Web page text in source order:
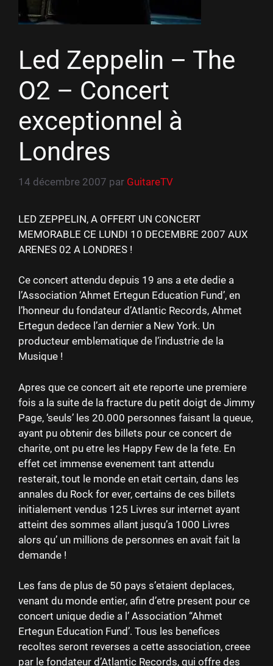
Led Zeppelin – The
O2 – Concert
exceptionnel à
Londres
14 décembre 2007 par GuitareTV
LED ZEPPELIN, A OFFERT UN CONCERT
MEMORABLE CE LUNDI 10 DECEMBRE 2007 AUX
ARENES 02 A LONDRES !
Ce concert attendu depuis 19 ans a ete dedie a
l’Association ‘Ahmet Ertegun Education Fund’, en
l’honneur du fondateur d’Atlantic Records, Ahmet
Ertegun dedece l’an dernier a New York. Un
producteur emblematique de l’industrie de la
Musique !
Apres que ce concert ait ete reporte une premiere
fois a la suite de la fracture du petit doigt de Jimmy
Page, ‘seuls’ les 20.000 personnes faisant la queue,
ayant pu obtenir des billets pour ce concert de
charite, ont pu etre les Happy Few de la fete. En
effet cet immense evenement tant attendu
resterait, tout le monde en etait certain, dans les
annales du Rock for ever, certains de ces billets
initialement vendus 125 Livres sur internet ayant
atteint des sommes allant jusqu’a 1000 Livres
alors qu’ un millions de personnes en avait fait la
demande !
Les fans de plus de 50 pays s’etaient deplaces,
venant du monde entier, afin d’etre present pour ce
concert unique dedie a l’ Association “Ahmet
Ertegun Education Fund’. Tous les benefices
recoltes seront reverses a cette association, creee
par le fondateur d’Atlantic Records, qui offre des